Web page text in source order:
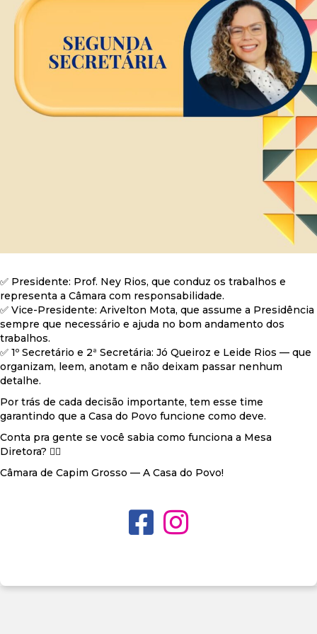
✅️ Presidente: Prof. Ney Rios, que conduz os trabalhos e
representa a Câmara com responsabilidade.
✅️ Vice-Presidente: Arivelton Mota, que assume a Presidência
sempre que necessário e ajuda no bom andamento dos
trabalhos.
✅️ 1º Secretário e 2ª Secretária: Jó Queiroz e Leide Rios — que
organizam, leem, anotam e não deixam passar nenhum
detalhe.
Por trás de cada decisão importante, tem esse time
garantindo que a Casa do Povo funcione como deve.
Conta pra gente se você sabia como funciona a Mesa
Diretora? 👇🏽
Câmara de Capim Grosso — A Casa do Povo!